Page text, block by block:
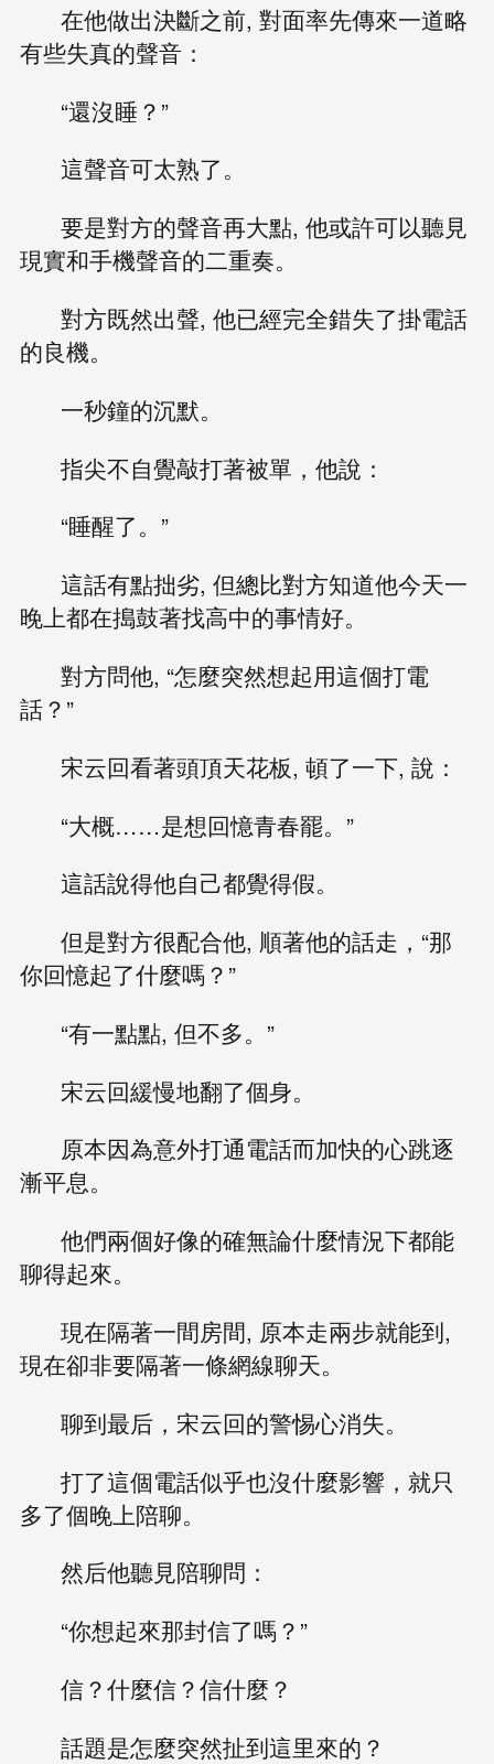
在他做出決斷之前, 對面率先傳來一道略
有些失真的聲音：
“還沒睡？”
這聲音可太熟了。
要是對方的聲音再大點, 他或許可以聽見
現實和手機聲音的二重奏。
對方既然出聲, 他已經完全錯失了掛電話
的良機。
一秒鐘的沉默。
指尖不自覺敲打著被單，他說：
“睡醒了。”
這話有點拙劣, 但總比對方知道他今天一
晚上都在搗鼓著找高中的事情好。
對方問他, “怎麼突然想起用這個打電
話？”
宋云回看著頭頂天花板, 頓了一下, 說：
“大概……是想回憶青春罷。”
這話說得他自己都覺得假。
但是對方很配合他, 順著他的話走，“那
你回憶起了什麼嗎？”
“有一點點, 但不多。”
宋云回緩慢地翻了個身。
原本因為意外打通電話而加快的心跳逐
漸平息。
他們兩個好像的確無論什麼情況下都能
聊得起來。
現在隔著一間房間, 原本走兩步就能到,
現在卻非要隔著一條網線聊天。
聊到最后，宋云回的警惕心消失。
打了這個電話似乎也沒什麼影響，就只
多了個晚上陪聊。
然后他聽見陪聊問：
“你想起來那封信了嗎？”
信？什麼信？信什麼？
話題是怎麼突然扯到這里來的？